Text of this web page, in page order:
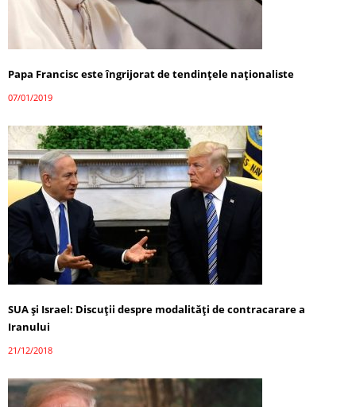
Papa Francisc este îngrijorat de tendințele naționaliste
07/01/2019
SUA și Israel: Discuții despre modalităţi de contracarare a
Iranului
21/12/2018